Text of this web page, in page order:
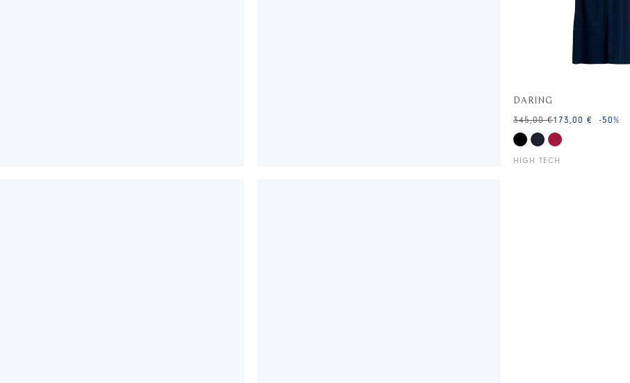
DARING
HIGH TECH
345,00 €173,00 € -50%